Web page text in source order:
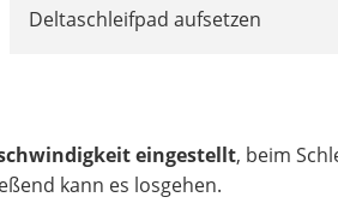
Deltaschleifpad aufsetzen
eingestellt, beim
kann es losgehen.